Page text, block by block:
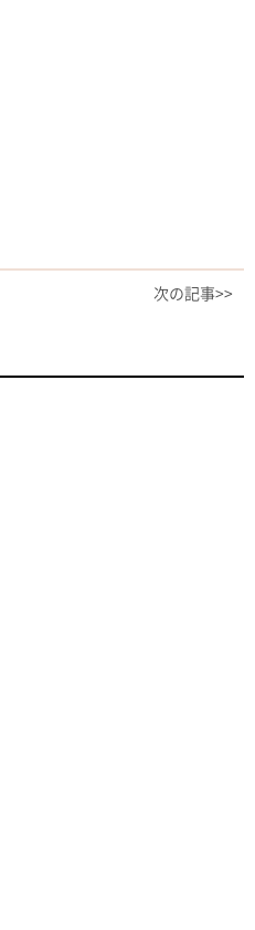
次の記事>>